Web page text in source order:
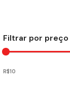
Filtrar por preço
R$10